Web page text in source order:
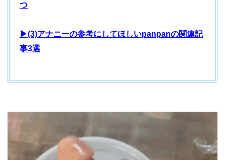
つ
▶(3)アナニーの参考にしてほしいpanpanの関連記
事3選